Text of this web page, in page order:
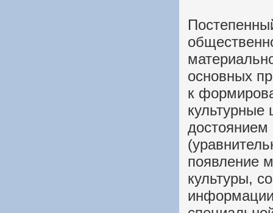
основных
к
культурные
достоянием
появление
культуры,